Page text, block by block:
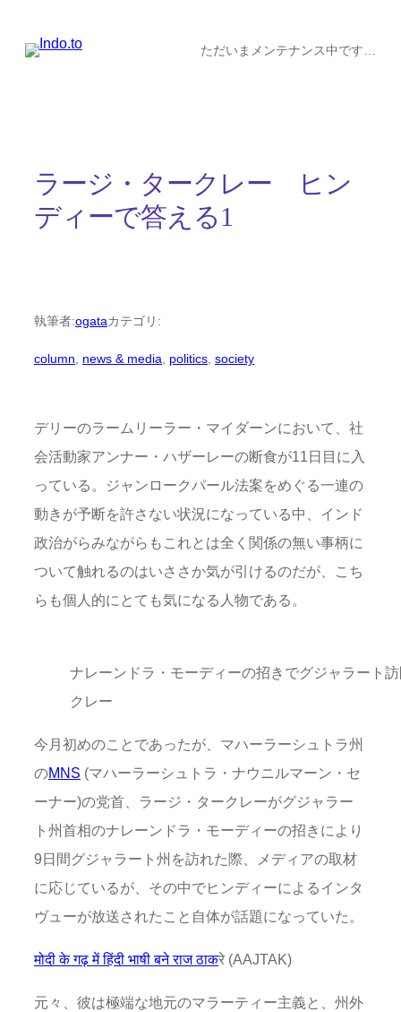
ただいまメンテナンス中です…
ラージ・タークレー ヒン
ディーで答える1
執筆者:ogataカテゴリ:
column news & media politics society
デリーのラームリーラー・マイダーンにおいて、社
会活動家アンナー・ハザーレーの断食が11日目に入
っている。ジャンロークパール法案をめぐる一連の
動きが予断を許さない状況になっている中、インド
政治がらみながらもこれとは全く関係の無い事柄に
ついて触れるのはいささか気が引けるのだが、こち
らも個人的にとても気になる人物である。
ナレーンドラ・モーディーの招きでグジャラート
クレー
今月初めのことであったが、マハーラーシュトラ州
のMNS (マハーラーシュトラ・ナウニルマーン・セ
ーナー)の党首、ラージ・タークレーがグジャラー
ト州首相のナレーンドラ・モーディーの招きにより
9日間グジャラート州を訪れた際、メディアの取材
に応じているが、その中でヒンディーによるインタ
ヴューが放送されたこと自体が話題になっていた。
मोदी के गढ़ में हिंदी भाषी बने राज ठाकरे (AAJTAK)
元々、彼は極端な地元のマラーティー主義と、州外